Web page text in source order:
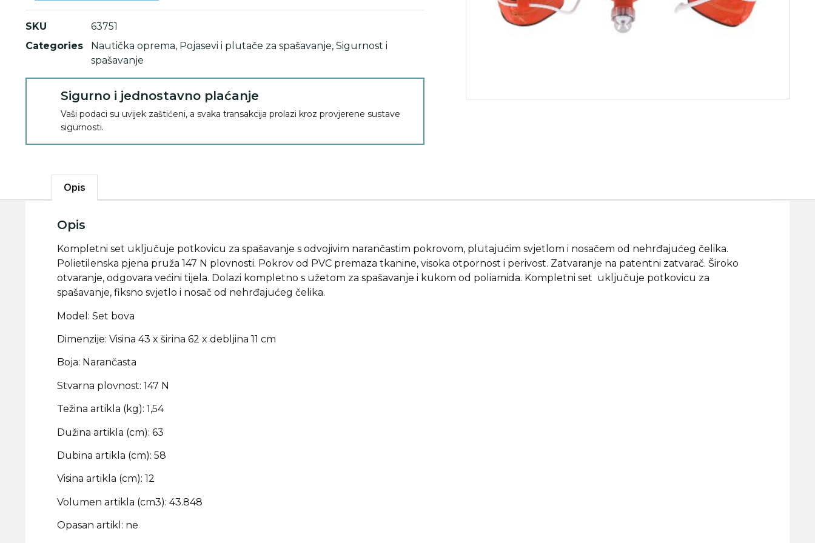
SKU
63751
Categories
Nautička oprema, Pojasevi i plutače za spašavanje, Sigurnost i
spašavanje
Sigurno i jednostavno plaćanje
Vaši podaci su uvijek zaštićeni, a svaka transakcija prolazi kroz provjerene sustave
sigurnosti.
Opis
Opis
Kompletni set uključuje potkovicu za spašavanje s odvojivim narančastim pokrovom, plutajućim svjetlom i nosačem od nehrđajućeg čelika.
Polietilenska pjena pruža 147 N plovnosti. Pokrov od PVC premaza tkanine, visoka otpornost i perivost. Zatvaranje na patentni zatvarač. Široko
otvaranje, odgovara većini tijela. Dolazi kompletno s užetom za spašavanje i kukom od poliamida. Kompletni set uključuje potkovicu za
spašavanje, fiksno svjetlo i nosač od nehrđajućeg čelika.
Model: Set bova
Dimenzije: Visina 43 x širina 62 x debljina 11 cm
Boja: Narančasta
Stvarna plovnost: 147 N
Težina artikla (kg): 1,54
Dužina artikla (cm): 63
Dubina artikla (cm): 58
Visina artikla (cm): 12
Volumen artikla (cm3): 43.848
Opasan artikl: ne